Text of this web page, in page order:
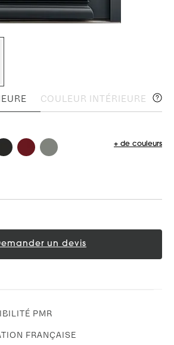
COULEUR INTÉRIEURE
+ de couleurs
un devis
PMR
FRANÇAISE